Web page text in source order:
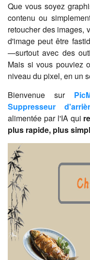
Que vous soyez
contenu ou
retoucher des images,
d'image peut être
—surtout avec des
Mais si vous pouviez
niveau du pixel, en un
Bienvenue sur
Suppresseur
alimentée par l'IA qui
plus rapide, plus